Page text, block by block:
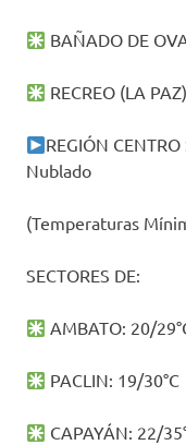
BAÑADO DE
RECREO (LA
REGIÓN
Nublado
(Temperaturas
SECTORES DE:
AMBATO: 20/
PACLIN: 19/30°C
CAPAYÁN: 22/